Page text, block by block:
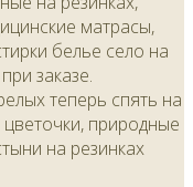
матрасы,
белье село на
заказе.
теперь спять на
природные
на резинках